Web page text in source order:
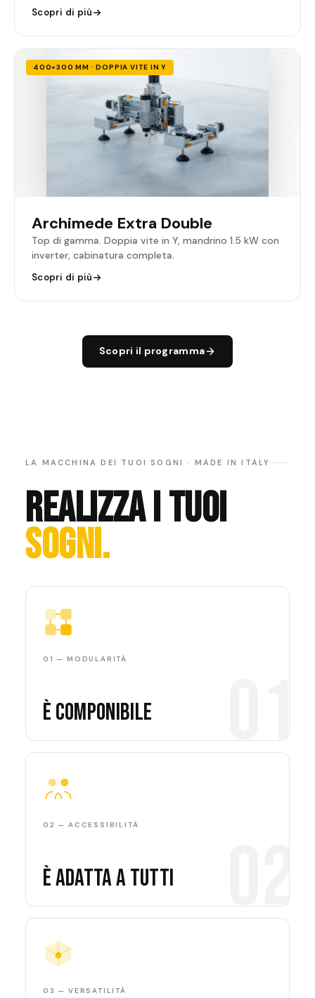
Scopri di più
400×300 MM · DOPPIA VITE IN Y
Archimede Extra Double
Top di gamma. Doppia vite in Y, mandrino 1.5 kW con
inverter, cabinatura completa.
Scopri di più
Scopri il programma
LA MACCHINA DEI TUOI SOGNI · MADE IN ITALY
REALIZZA I TUOI
SOGNI.
01 — MODULARITÀ
È componibile 01
02 — ACCESSIBILITÀ
È Adatta a tutti 02
03 — VERSATILITÀ